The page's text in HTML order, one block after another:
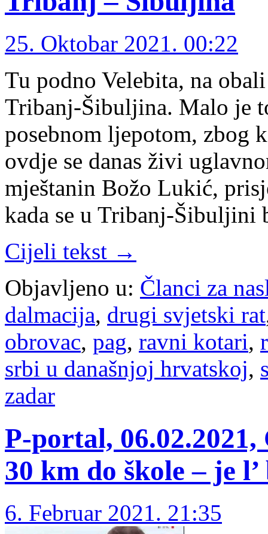
25. Oktobar 2021. 00:22
Tu podno Velebita, na
Tribanj-Šibuljina. Malo je
posebnom ljepotom, zbog
ovdje se danas živi
mještanin Božo Lukić,
kada se u Tribanj-
Cijeli tekst →
Objavljeno u: Članci za
dalmacija, drugi svjetski rat
obrovac, pag, ravni kotari,
srbi u današnjoj hrvatskoj,
zadar
P-portal,
30 km do škole – je
6. Februar 2021. 21:35